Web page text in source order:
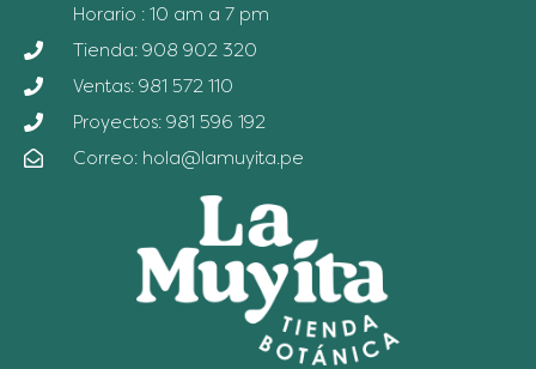
Horario : 10 am a 7 pm
Tienda: 908 902 320
Ventas: 981 572 110
Proyectos: 981 596 192
Correo: hola@lamuyita.pe